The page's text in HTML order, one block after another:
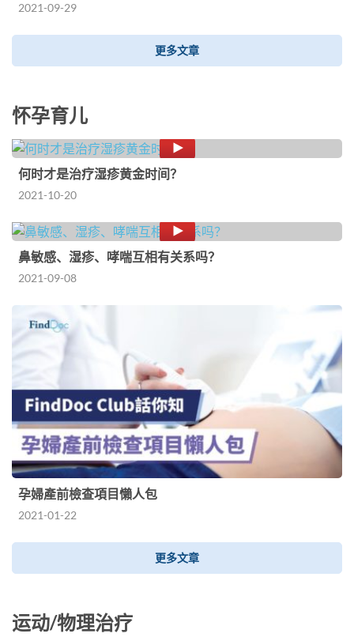
2021-09-29
更多文章
怀孕育儿
何时才是治疗湿疹黄金时间？
2021-10-20
鼻敏感、湿疹、哮喘互相有关系吗？
2021-09-08
孕婦產前檢查項目懶人包
2021-01-22
更多文章
运动/物理治疗